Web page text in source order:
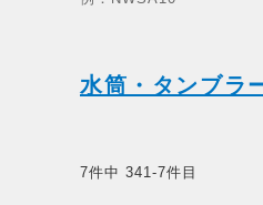
水筒・タンブラ
7件中 341-7件目